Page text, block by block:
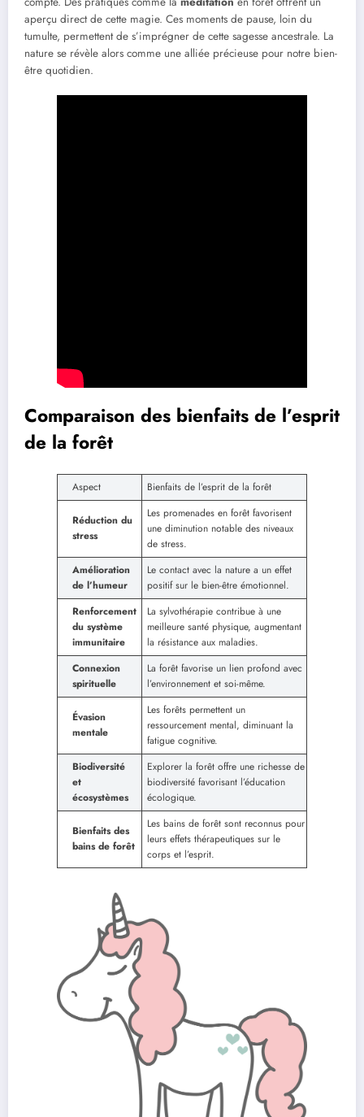
aperçu direct de cette magie. Ces moments de pause, loin du
tumulte, permettent de s’imprégner de cette sagesse ancestrale. La
nature se révèle alors comme une alliée précieuse pour notre bien-
être quotidien.
Comparaison des bienfaits de l’esprit
de la forêt
Aspect Bienfaits de l’esprit de la forêt
Réduction du
stress
Les promenades en forêt favorisent
une diminution notable des niveaux
de stress.
Amélioration
de l’humeur
Le contact avec la nature a un effet
positif sur le bien-être émotionnel.
Renforcement
du système
immunitaire
La sylvothérapie contribue à une
meilleure santé physique, augmentant
la résistance aux maladies.
Connexion
spirituelle
La forêt favorise un lien profond avec
l’environnement et soi-même.
Évasion
mentale
Les forêts permettent un
ressourcement mental, diminuant la
fatigue cognitive.
Biodiversité
et
écosystèmes
Explorer la forêt offre une richesse de
biodiversité favorisant l’éducation
écologique.
Bienfaits des
bains de forêt
Les bains de forêt sont reconnus pour
leurs effets thérapeutiques sur le
corps et l’esprit.